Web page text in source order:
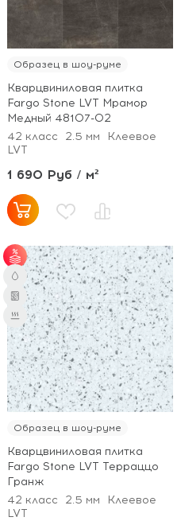
Образец в шоу-руме
Кварцвиниловая плитка
Fargo Stone LVT Мрамор
Медный 48107-02
42 класс
2.5 мм
Клеевое
LVT
1 690 Руб / м²
от 60 м² - скидка 6%.
Образец в шоу-руме
Кварцвиниловая плитка
Fargo Stone LVT Терраццо
Гранж
42 класс
2.5 мм
Клеевое
LVT